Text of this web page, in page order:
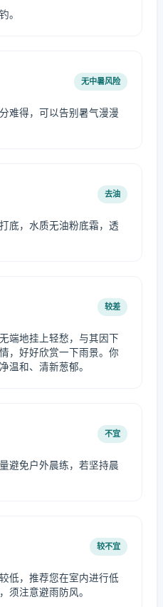
。
无中暑风险
难得，可以告别暑气漫漫
去油
底，水质无油粉底霜，透
较差
端地挂上轻愁，与其因下
，好好欣赏一下雨景。你
温和、清新葱郁。
不宜
避免户外晨练，若坚持晨
较不宜
低，推荐您在室内进行低
须注意避雨防风。